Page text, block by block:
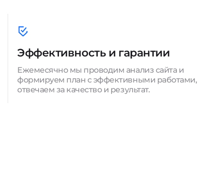
Эффективность и гарантии
Ежемесячно мы проводим анализ сайта и
формируем план с эффективными работами,
отвечаем за качество и результат.